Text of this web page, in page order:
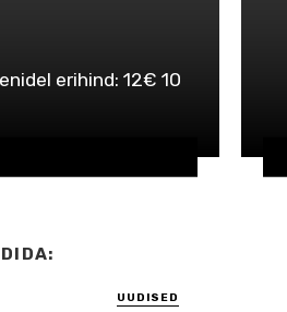
erihind: 12€ 10
UUDISED